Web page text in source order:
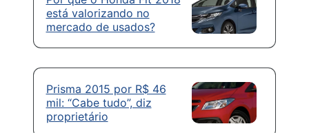
está valorizando no
mercado de usados?
Prisma 2015 por R$ 46
mil: “Cabe tudo”, diz
proprietário